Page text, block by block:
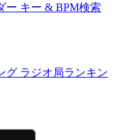
ー キー & BPM検索
グ ラジオ局ランキン